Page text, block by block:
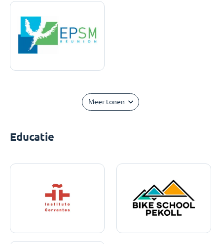
Meer tonen
Educatie